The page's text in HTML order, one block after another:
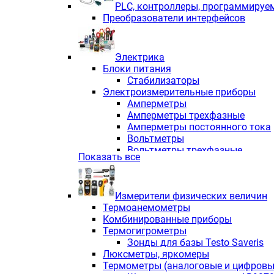
PLС, контроллеры,
Преобразователи интерфейсов
Электрика
Блоки питания
Стабилизаторы
Электроизмерительные приборы
Амперметры
Амперметры трехфазные
Амперметры постоянного тока
Вольтметры
Вольтметры трехфазные
Вольтметры постоянного тока
Индикаторы аналоговых
Измерители COS F
Комбинированные приборы
Комбинированные приборы
Комбинированные приборы
Анализаторы качества
Анализаторы мощности
Показать все
Измерители физических величин
Термоанемометры
Комбинированные приборы
Термогигрометры
Зонды для базы Testo Saveris
Люксметры, яркомеры
Термометры (аналоговые и